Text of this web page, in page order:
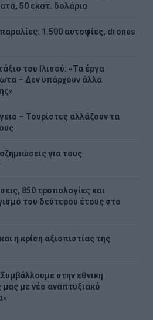
50 εκατ. δολάρια
1.500 αυτοψίες, drones
του Ιλισού: «Τα έργα
– Δεν υπάρχουν άλλα
– Τουρίστες αλλάζουν τα
για τους
850 τροπολογίες και
του δεύτερου έτους στο
η κρίση αξιοπιστίας της
στην εθνική
με νέο αναπτυξιακό